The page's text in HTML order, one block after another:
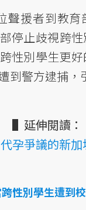
聲援者到教育
停止歧視跨性
性別學生更
到警方逮捕，
▌延伸閱讀：
孕爭議的新加
性別學生遭到